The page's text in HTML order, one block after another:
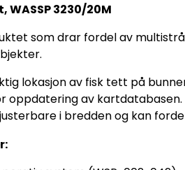
3230/20M
som drar fordel av
lokasjon av fisk tett på
av kartdatabasen.
i bredden og kan